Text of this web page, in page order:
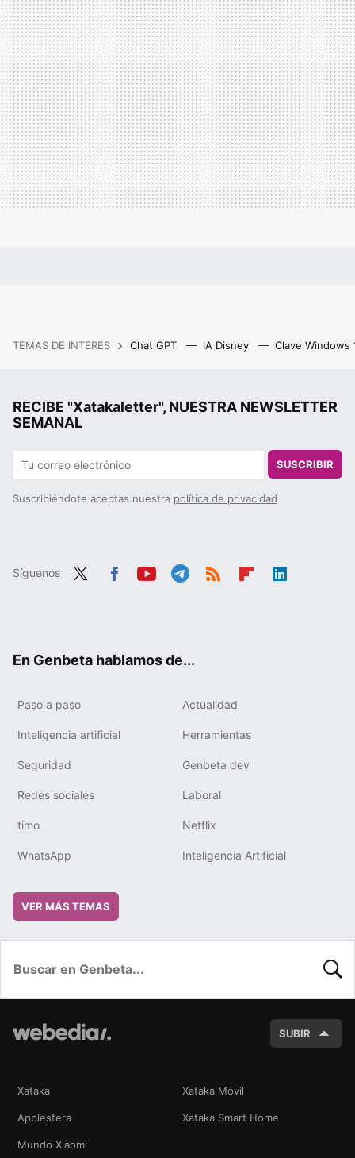
TEMAS DE INTERÉS Chat GPT IA Disney Clave Windows
RECIBE "Xatakaletter", NUESTRA NEWSLETTER
SEMANAL
SUSCRIBIR
Suscribiéndote aceptas nuestra política de privacidad
Síguenos
En Genbeta hablamos de...
Paso a paso Actualidad
Inteligencia artificial Herramientas
Seguridad Genbeta dev
Redes sociales Laboral
timo Netflix
WhatsApp Inteligencia Artificial
VER MÁS TEMAS
SUBIR
Xataka Xataka Móvil
Applesfera Xataka Smart Home
Mundo Xiaomi